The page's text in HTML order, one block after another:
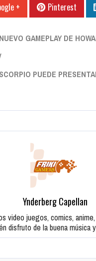
+
Pinterest
GAMEPLAY DE
PUEDE
Ynderberg Capellan
video juegos, comics,
disfruto de la buena música